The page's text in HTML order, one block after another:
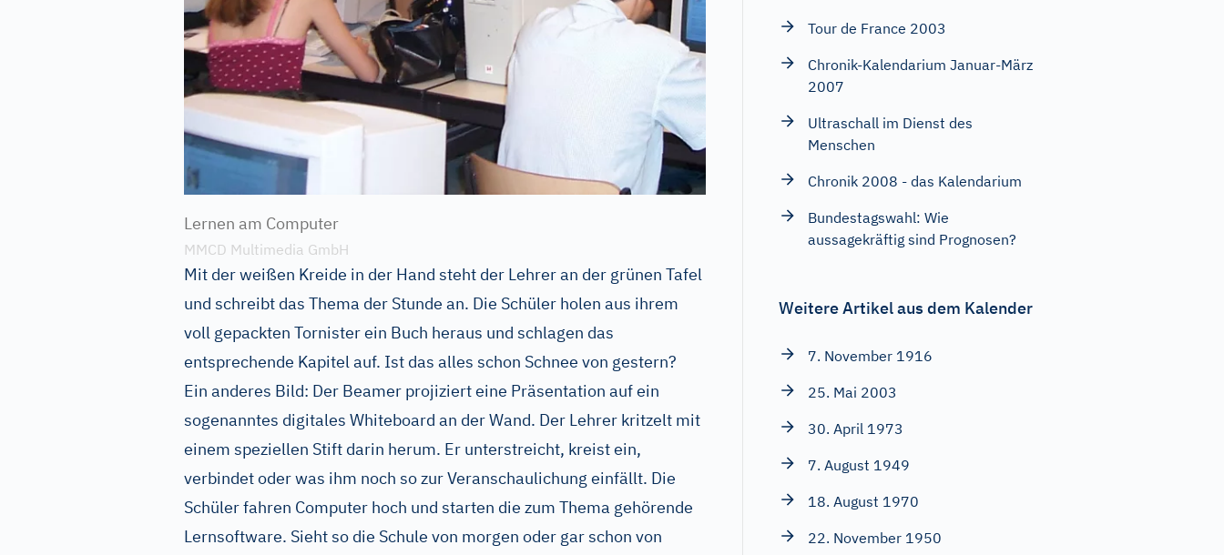
Lernen am Computer
MMCD Multimedia GmbH
Mit der weißen Kreide in der Hand steht der Lehrer an der grünen Tafel
und schreibt das Thema der Stunde an. Die Schüler holen aus ihrem
voll gepackten Tornister ein Buch heraus und schlagen das
entsprechende Kapitel auf. Ist das alles schon Schnee von gestern?
Ein anderes Bild: Der Beamer projiziert eine Präsentation auf ein
sogenanntes digitales Whiteboard an der Wand. Der Lehrer kritzelt mit
einem speziellen Stift darin herum. Er unterstreicht, kreist ein,
verbindet oder was ihm noch so zur Veranschaulichung einfällt. Die
Schüler fahren Computer hoch und starten die zum Thema gehörende
Lernsoftware. Sieht so die Schule von morgen oder gar schon von
Tour de France 2003
Chronik-Kalendarium Januar-März
2007
Ultraschall im Dienst des
Menschen
Chronik 2008 - das Kalendarium
Bundestagswahl: Wie
aussagekräftig sind Prognosen?
Weitere Artikel aus dem Kalender
7. November 1916
25. Mai 2003
30. April 1973
7. August 1949
18. August 1970
22. November 1950